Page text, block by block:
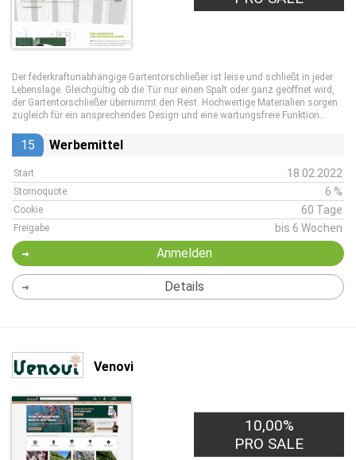
Der federkraftunabhängige Gartentorschließer ist leise und schließt in jeder
Lebenslage. Gleichgültig ob die Tür nur einen Spalt oder ganz geöffnet wird,
der Gartentorschließer übernimmt den Rest. Hochwertige Materialien sorgen
zugleich für ein ansprechendes Design und eine wartungsfreie Funktion...
15 Werbemittel
Start 18.02.2022
Stornoquote 6 %
Cookie 60 Tage
Freigabe bis 6 Wochen
Anmelden
Details
Venovi
10,00%
PRO SALE